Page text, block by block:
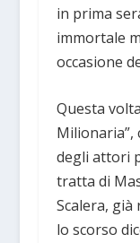
in prima
immortale
occasione
Questa
Milionaria”,
degli attori
tratta di
Scalera, già
lo scorso